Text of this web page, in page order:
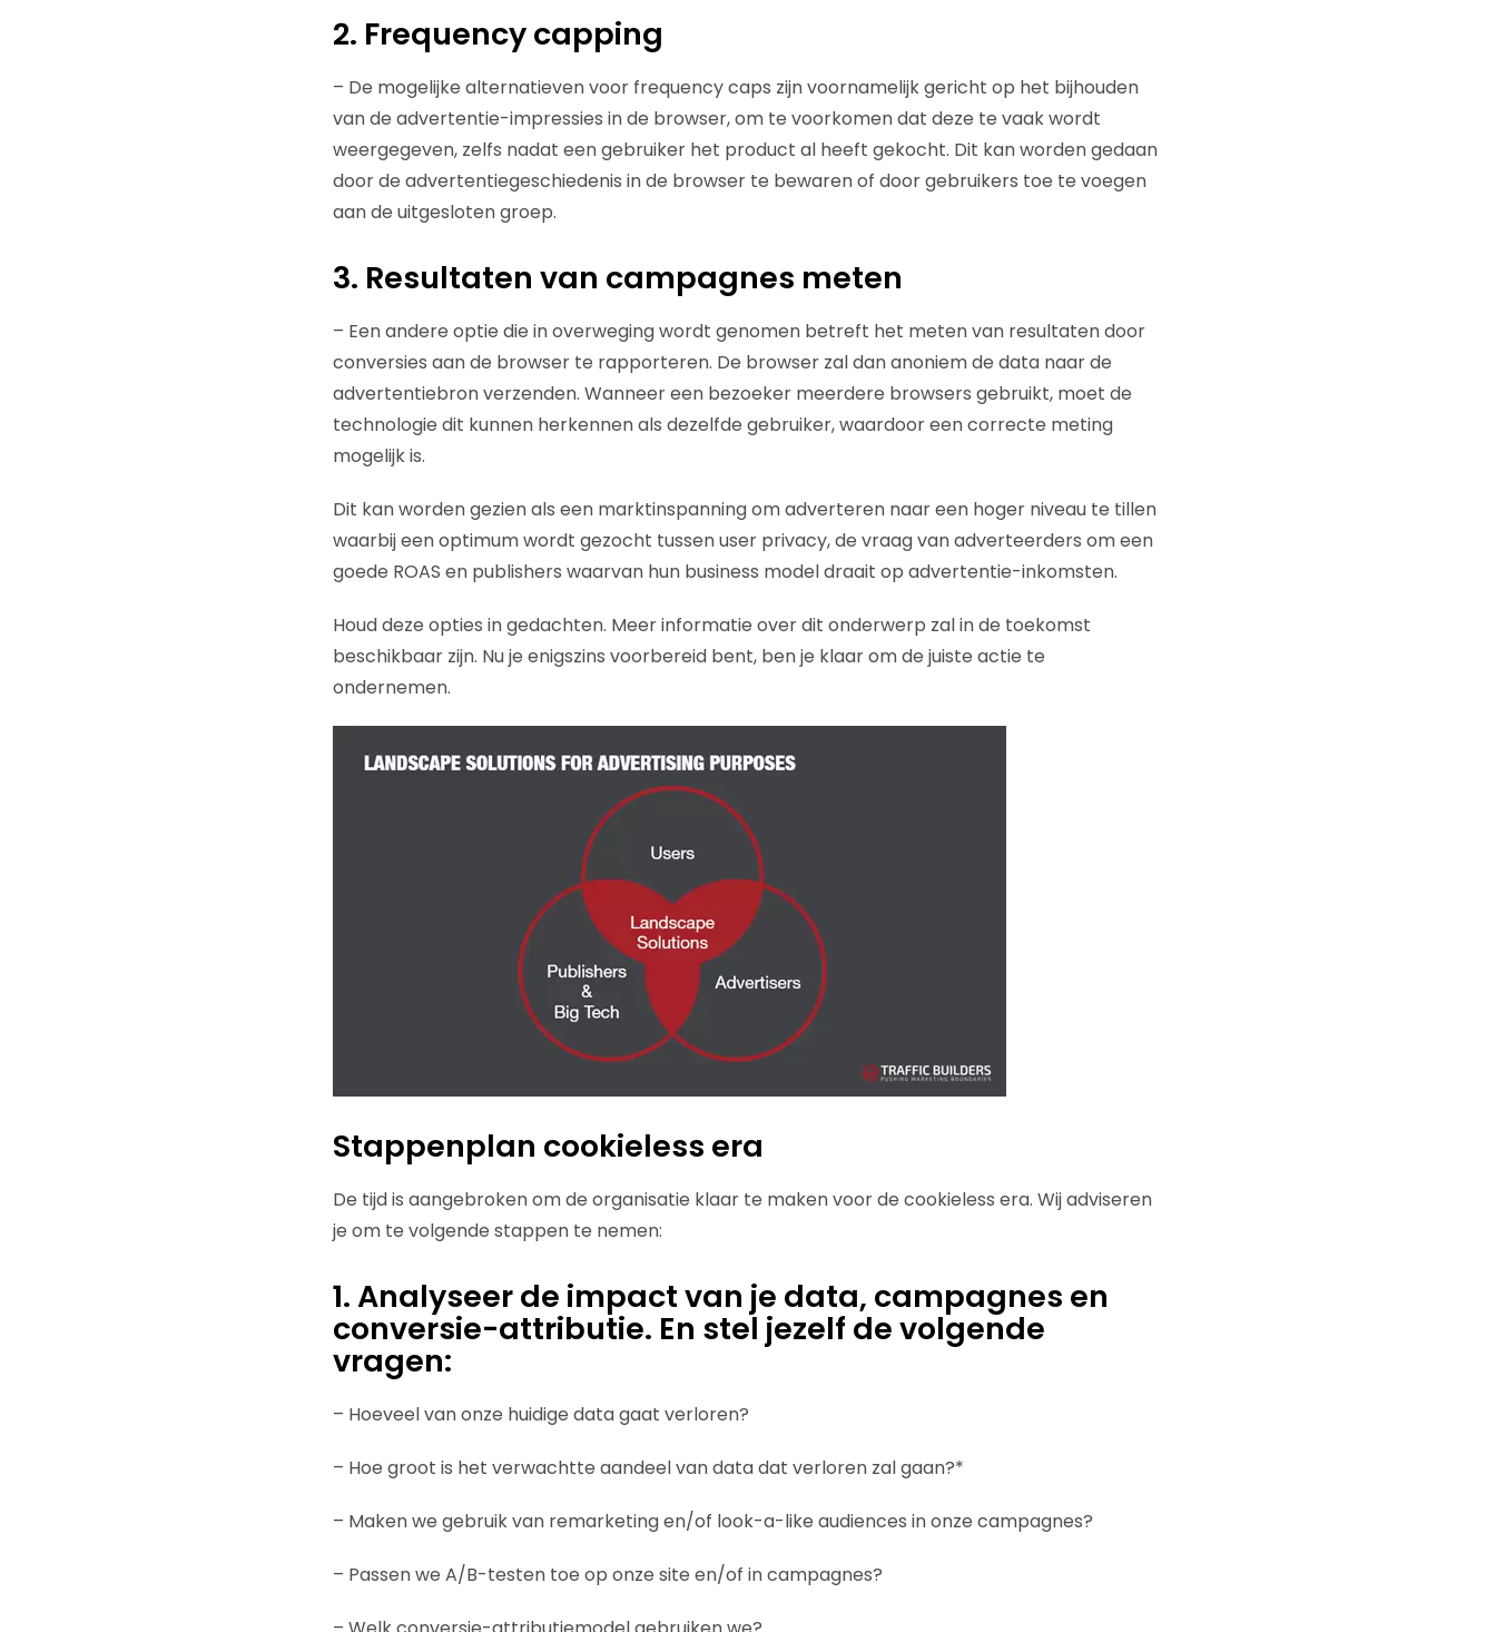
2. Frequency capping
– De mogelijke alternatieven voor frequency caps zijn voornamelijk gericht op het bijhouden
van de advertentie-impressies in de browser, om te voorkomen dat deze te vaak wordt
weergegeven, zelfs nadat een gebruiker het product al heeft gekocht. Dit kan worden gedaan
door de advertentiegeschiedenis in de browser te bewaren of door gebruikers toe te voegen
aan de uitgesloten groep.
3. Resultaten van campagnes meten
– Een andere optie die in overweging wordt genomen betreft het meten van resultaten door
conversies aan de browser te rapporteren. De browser zal dan anoniem de data naar de
advertentiebron verzenden. Wanneer een bezoeker meerdere browsers gebruikt, moet de
technologie dit kunnen herkennen als dezelfde gebruiker, waardoor een correcte meting
mogelijk is.
Dit kan worden gezien als een marktinspanning om adverteren naar een hoger niveau te tillen
waarbij een optimum wordt gezocht tussen user privacy, de vraag van adverteerders om een
goede ROAS en publishers waarvan hun business model draait op advertentie-inkomsten.
Houd deze opties in gedachten. Meer informatie over dit onderwerp zal in de toekomst
beschikbaar zijn. Nu je enigszins voorbereid bent, ben je klaar om de juiste actie te
ondernemen.
Stappenplan cookieless era
De tijd is aangebroken om de organisatie klaar te maken voor de cookieless era. Wij adviseren
je om te volgende stappen te nemen:
1. Analyseer de impact van je data, campagnes en
conversie-attributie. En stel jezelf de volgende
vragen:
– Hoeveel van onze huidige data gaat verloren?
– Hoe groot is het verwachtte aandeel van data dat verloren zal gaan?*
– Maken we gebruik van remarketing en/of look-a-like audiences in onze campagnes?
– Passen we A/B-testen toe op onze site en/of in campagnes?